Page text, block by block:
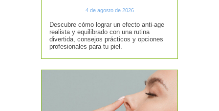
4 de agosto de 2026
Descubre cómo lograr un efecto anti-age
realista y equilibrado con una rutina
divertida, consejos prácticos y opciones
profesionales para tu piel.